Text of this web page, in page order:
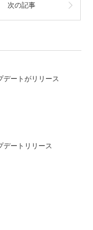
次の記事
デートがリリース
デートリリース